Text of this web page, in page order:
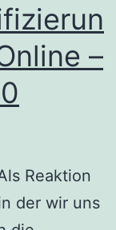
–
Reaktion
der wir uns